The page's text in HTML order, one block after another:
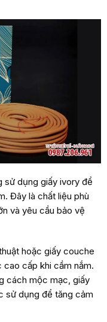
sử dụng giấy ivory để
Đây là chất liệu phù
và yêu cầu bảo vệ
hoặc giấy couche
cao cấp khi cầm nắm.
cách mộc mạc, giấy
sử dụng để tăng cảm